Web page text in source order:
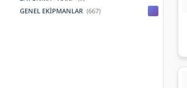
GENEL EKİPMANLAR (667)